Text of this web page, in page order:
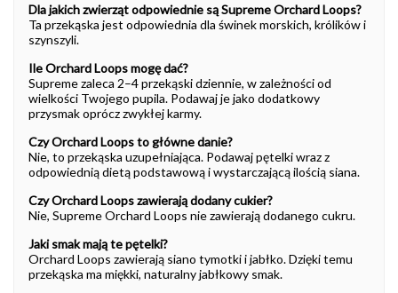
Dla jakich zwierząt odpowiednie są Supreme Orchard Loops?
Ta przekąska jest odpowiednia dla świnek morskich, królików i
szynszyli.
Ile Orchard Loops mogę dać?
Supreme zaleca 2–4 przekąski dziennie, w zależności od
wielkości Twojego pupila. Podawaj je jako dodatkowy
przysmak oprócz zwykłej karmy.
Czy Orchard Loops to główne danie?
Nie, to przekąska uzupełniająca. Podawaj pętelki wraz z
odpowiednią dietą podstawową i wystarczającą ilością siana.
Czy Orchard Loops zawierają dodany cukier?
Nie, Supreme Orchard Loops nie zawierają dodanego cukru.
Jaki smak mają te pętelki?
Orchard Loops zawierają siano tymotki i jabłko. Dzięki temu
przekąska ma miękki, naturalny jabłkowy smak.